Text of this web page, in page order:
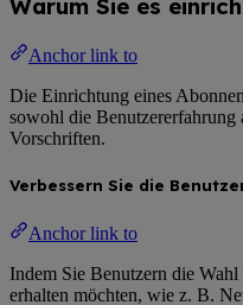
Warum Sie es
Anchor link to
Die Einrichtung eines
sowohl die Benutzererfahrung
Vorschriften.
Verbessern Sie die
Anchor link to
Indem Sie Benutzern die
erhalten möchten, wie z. B.